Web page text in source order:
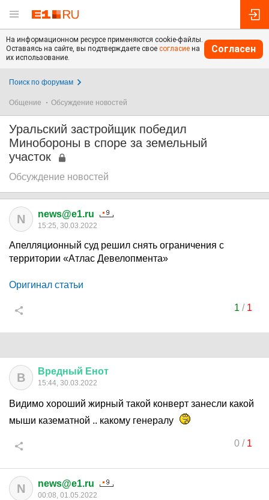
На информационном ресурсе применяются cookie-файлы.
Оставаясь на сайте, вы подтверждаете свое согласие на
их использование.
Согласен
Поиск по форумам
Общение Обсуждение новостей
Уральский застройщик победил
Минобороны в споре за земельный
участок
Обсуждение новостей
N news@e1.ru
15:25, 30.03.2022
Апелляционный суд решил снять ограничения с
территории «Атлас Девелопмента»
Оригинал статьи
1 / 1
В Вредный Енот
15:44, 30.03.2022
Видимо хороший жирный такой конверт занесли какой
мыши казематной .. какому генералу
0/ 1
N news@e1.ru
00:08, 01.05.2022